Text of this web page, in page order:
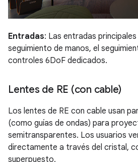
Entradas: Las entradas principales
seguimiento de manos, el
controles 6DoF dedicados.
Lentes de RE (con cable)
Los lentes de RE con cable usan
(como guías de ondas) para
semitransparentes. Los usuarios
directamente a través del cristal,
superpuesto.